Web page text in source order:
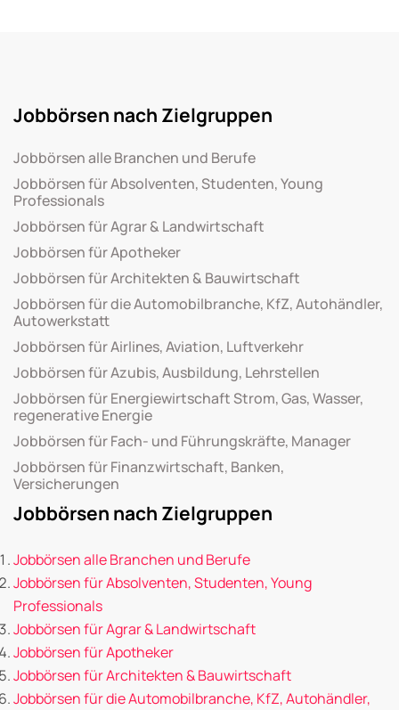
Jobbörsen nach Zielgruppen
Jobbörsen alle Branchen und Berufe
Jobbörsen für Absolventen, Studenten, Young
Professionals
Jobbörsen für Agrar & Landwirtschaft
Jobbörsen für Apotheker
Jobbörsen für Architekten & Bauwirtschaft
Jobbörsen für die Automobilbranche, KfZ, Autohändler,
Autowerkstatt
Jobbörsen für Airlines, Aviation, Luftverkehr
Jobbörsen für Azubis, Ausbildung, Lehrstellen
Jobbörsen für Energiewirtschaft Strom, Gas, Wasser,
regenerative Energie
Jobbörsen für Fach- und Führungskräfte, Manager
Jobbörsen für Finanzwirtschaft, Banken,
Versicherungen
Jobbörsen nach Zielgruppen
Jobbörsen alle Branchen und Berufe
Jobbörsen für Absolventen, Studenten, Young
Professionals
Jobbörsen für Agrar & Landwirtschaft
Jobbörsen für Apotheker
Jobbörsen für Architekten & Bauwirtschaft
Jobbörsen für die Automobilbranche, KfZ, Autohändler,